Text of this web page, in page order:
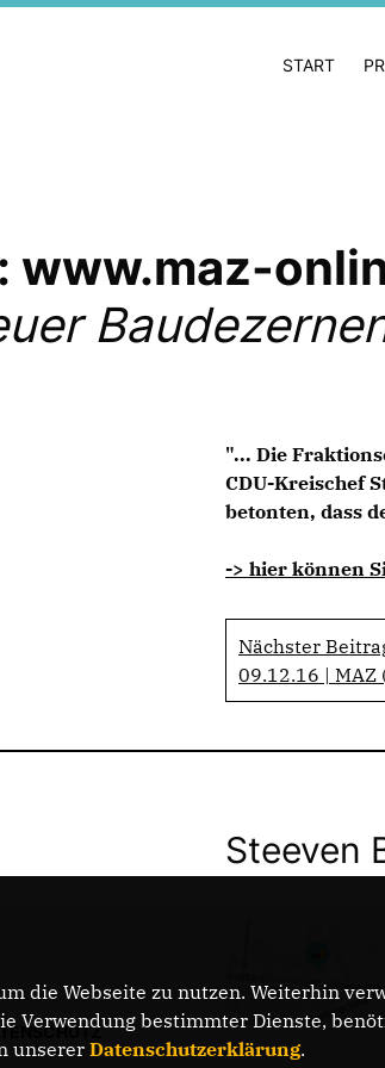
START
www.maz-
"... Die
CDU-Kreischef
betonten, dass
-> hier können
Nächster
09.12.16 | MAZ
Steeven
die Webseite zu nutzen. Weiterhin
Verwendung bestimmter Dienste,
unserer Datenschutzerklärung.